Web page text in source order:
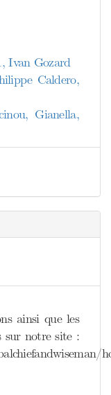
Ivan Gozard
Caldero,
Gianella,
ainsi que les
sur notre site :